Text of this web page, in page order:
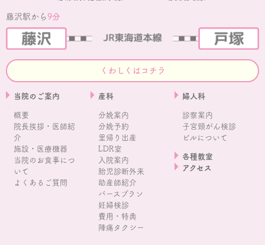
藤沢駅から9分
くわしくはコチラ
当院のご案内
概要
院長挨拶・医師紹
介
施設・医療機器
当院のお食事につ
いて
よくあるご質問
産科
分娩案内
分娩予約
里帰り出産
LDR室
入院案内
胎児診断外来
助産師紹介
バースプラン
妊婦検診
費用・特典
陣痛タクシー
婦人科
診察案内
子宮頸がん検診
ピルについて
各種教室
アクセス